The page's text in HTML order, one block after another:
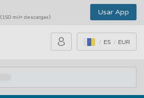
(150 mil+ descargas)
Usar App
ES EUR